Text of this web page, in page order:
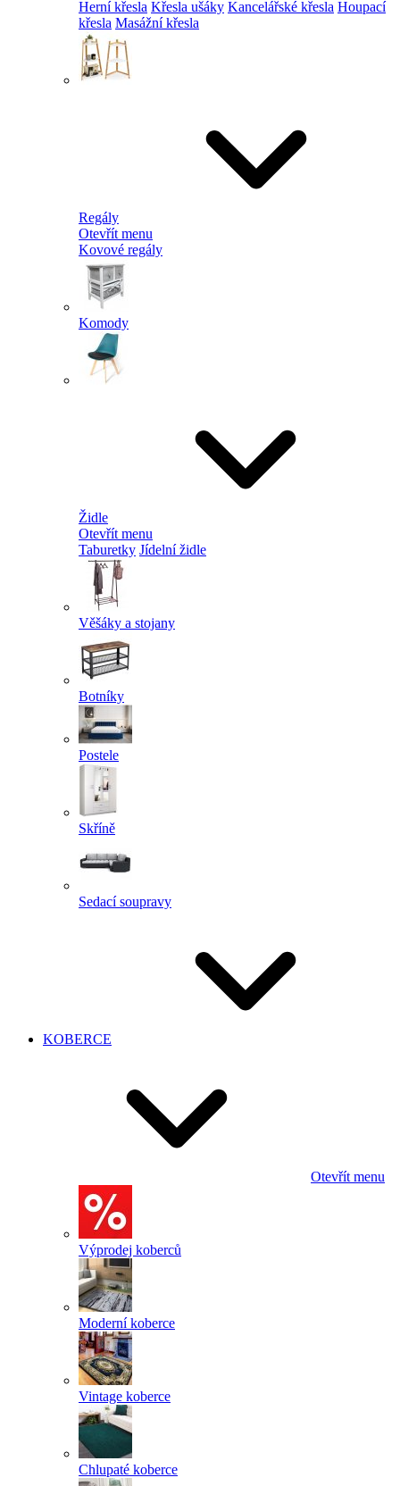
Herní křesla Křesla ušáky Kancelářské křesla Houpací
křesla Masážní křesla
Regály
Otevřít menu
Kovové regály
Komody
Židle
Otevřít menu
Taburetky Jídelní židle
Věšáky a stojany
Botníky
Postele
Skříně
Sedací soupravy
KOBERCE
Otevřít menu
Výprodej koberců
Moderní koberce
Vintage koberce
Chlupaté koberce